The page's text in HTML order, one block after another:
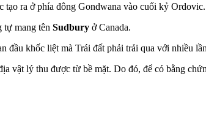
ra ở phía đông Gondwana vào cuối kỷ
tự mang tên Sudbury ở Canada.
khốc liệt mà Trái đất phải trải qua với nhiều
vật lý thu được từ bề mặt. Do đó, để có bằng